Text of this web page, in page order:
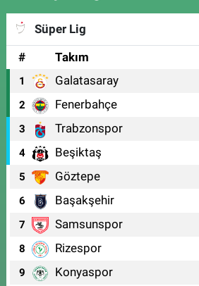
Süper Lig
#
Takım
1 Galatasaray
2 Fenerbahçe
3 Trabzonspor
4 Beşiktaş
5 Göztepe
6 Başakşehir
7 Samsunspor
8 Rizespor
9 Konyaspor